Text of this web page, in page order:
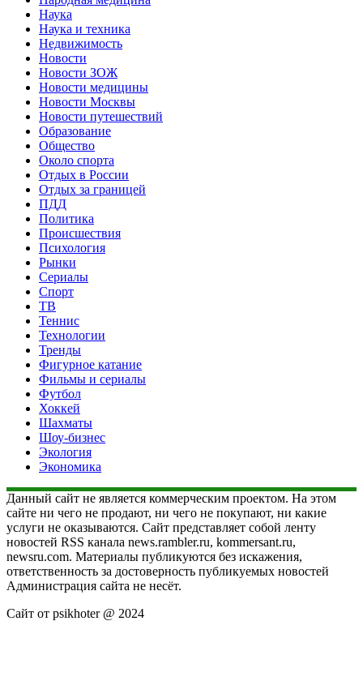
Наука
Наука и техника
Недвижимость
Новости
Новости ЗОЖ
Новости медицины
Новости Москвы
Новости путешествий
Образование
Общество
Около спорта
Отдых в России
Отдых за границей
ПДД
Политика
Происшествия
Психология
Рынки
Сериалы
Спорт
ТВ
Теннис
Технологии
Тренды
Фигурное катание
Фильмы и сериалы
Футбол
Хоккей
Шахматы
Шоу-бизнес
Экология
Экономика
Данный сайт не является коммерческим проектом. На этом
сайте ни чего не продают, ни чего не покупают, ни какие
услуги не оказываются. Сайт представляет собой ленту
новостей RSS канала news.rambler.ru, kommersant.ru,
newsru.com. Материалы публикуются без искажения,
ответственность за достоверность публикуемых новостей
Администрация сайта не несёт.
Сайт от psikhoter @ 2024